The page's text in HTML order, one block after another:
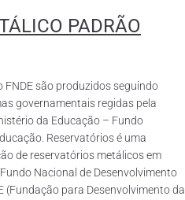
PADRÃO
são produzidos seguindo
governamentais regidas pela
da Educação – Fundo
Reservatórios é uma
de reservatórios metálicos em
Nacional de Desenvolvimento
(Fundação para Desenvolvimento da